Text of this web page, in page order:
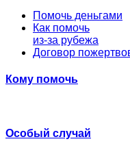
Помочь деньгами
Как помочь
из-за рубежа
Договор
Кому помочь
Особый случай